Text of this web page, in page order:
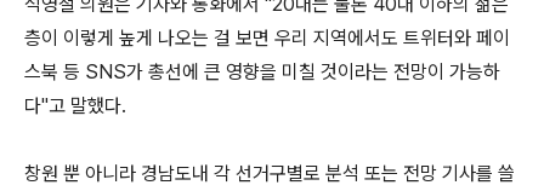
층이 이렇게 높게 나오는 걸 보면 우리 지역에서도 트위터와 페이
스북 등 SNS가 총선에 큰 영향을 미칠 것이라는 전망이 가능하
다"고 말했다.
창원 뿐 아니라 경남도내 각 선거구별로 분석 또는 전망 기사를 쓸